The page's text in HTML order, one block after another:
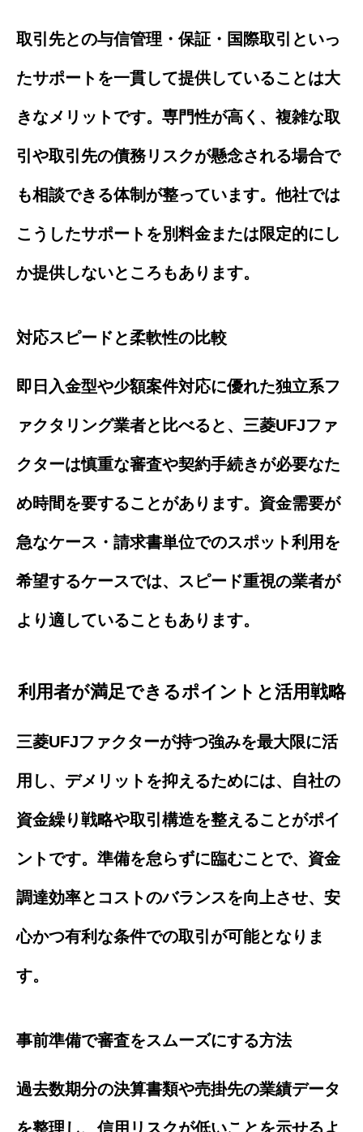
取引先との与信管理・保証・国際取引といっ
たサポートを一貫して提供していることは大
きなメリットです。専門性が高く、複雑な取
引や取引先の債務リスクが懸念される場合で
も相談できる体制が整っています。他社では
こうしたサポートを別料金または限定的にし
か提供しないところもあります。
対応スピードと柔軟性の比較
即日入金型や少額案件対応に優れた独立系フ
ァクタリング業者と比べると、三菱UFJファ
クターは慎重な審査や契約手続きが必要なた
め時間を要することがあります。資金需要が
急なケース・請求書単位でのスポット利用を
希望するケースでは、スピード重視の業者が
より適していることもあります。
利用者が満足できるポイントと活用戦略
三菱UFJファクターが持つ強みを最大限に活
用し、デメリットを抑えるためには、自社の
資金繰り戦略や取引構造を整えることがポイ
ントです。準備を怠らずに臨むことで、資金
調達効率とコストのバランスを向上させ、安
心かつ有利な条件での取引が可能となりま
す。
事前準備で審査をスムーズにする方法
過去数期分の決算書類や売掛先の業績データ
を整理し、信用リスクが低いことを示せるよ